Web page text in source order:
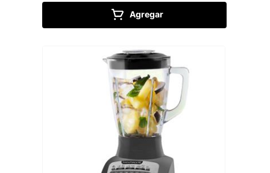
Agregar